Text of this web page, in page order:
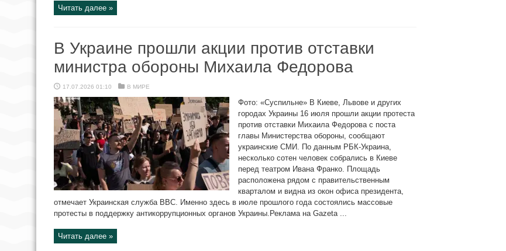
Читать далее »
В Украине прошли акции против отставки
министра обороны Михаила Федорова
17.07.2026 01:10 В МИРЕ
Фото: «Суспильне» В Киеве, Львове и других
городах Украины 16 июля прошли акции протеста
против отставки Михаила Федорова с поста
главы Министерства обороны, сообщают
украинские СМИ. По данным РБК-Украина,
несколько сотен человек собрались в Киеве
перед театром Ивана Франко. Площадь
расположена рядом с правительственным
кварталом и видна из окон офиса президента,
отмечает Украинская служба BBC. Именно здесь в июле прошлого года состоялись массовые
протесты в поддержку антикоррупционных органов Украины.Реклама на Gazeta ...
Читать далее »